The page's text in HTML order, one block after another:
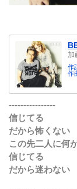
加
作
作
----------------
信じてる
だから怖くない
この先二人に何
信じてる
だから迷わない